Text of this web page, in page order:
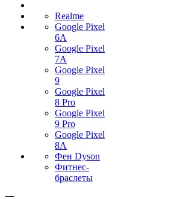
Realme
Google Pixel
6A
Google Pixel
7А
Google Pixel
9
Google Pixel
8 Pro
Google Pixel
9 Pro
Google Pixel
8A
Фен Dyson
Фитнес-
браслеты